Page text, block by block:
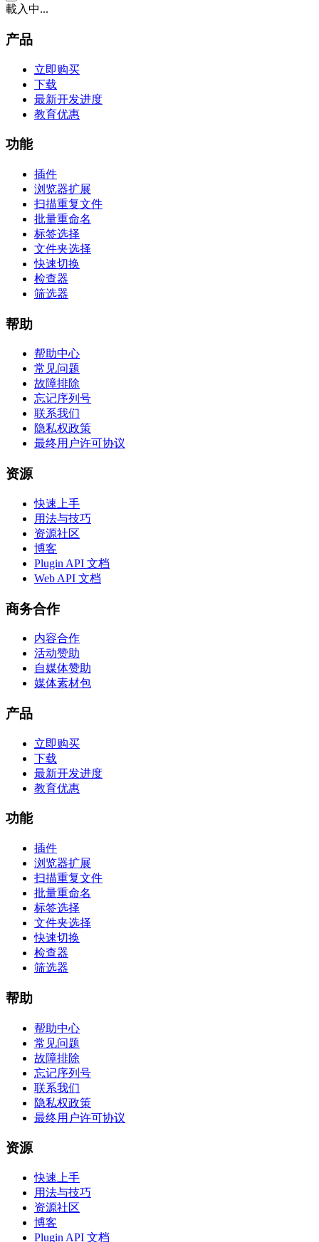
載入中...
产品
立即购买
下载
最新开发进度
教育优惠
功能
插件
浏览器扩展
扫描重复文件
批量重命名
标签选择
文件夹选择
快速切换
检查器
筛选器
帮助
帮助中心
常见问题
故障排除
忘记序列号
联系我们
隐私权政策
最终用户许可协议
资源
快速上手
用法与技巧
资源社区
博客
Plugin API 文档
Web API 文档
商务合作
内容合作
活动赞助
自媒体赞助
媒体素材包
产品
立即购买
下载
最新开发进度
教育优惠
功能
插件
浏览器扩展
扫描重复文件
批量重命名
标签选择
文件夹选择
快速切换
检查器
筛选器
帮助
帮助中心
常见问题
故障排除
忘记序列号
联系我们
隐私权政策
最终用户许可协议
资源
快速上手
用法与技巧
资源社区
博客
Plugin API 文档